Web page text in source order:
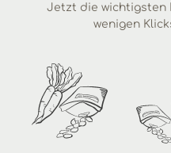
Jetzt die wichtigsten
wenigen